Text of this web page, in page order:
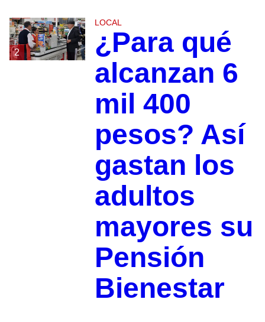
2
LOCAL
¿Para qué
alcanzan 6
mil 400
pesos? Así
gastan los
adultos
mayores su
Pensión
Bienestar